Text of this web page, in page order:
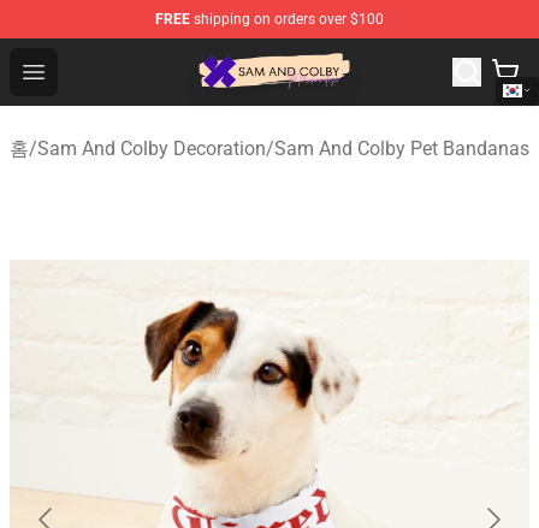
FREE shipping on orders over $100
Open menu
Sam And Colby Shop - Official Sam And Colby
홈/Sam And Colby Decoration/Sam And Colby Pet Bandanas